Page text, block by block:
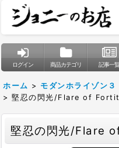
ログイン 商品カテゴリ 記事一覧
ホーム > モダンホライゾン３
> 堅忍の閃光/Flare of
堅忍の閃光/Flare